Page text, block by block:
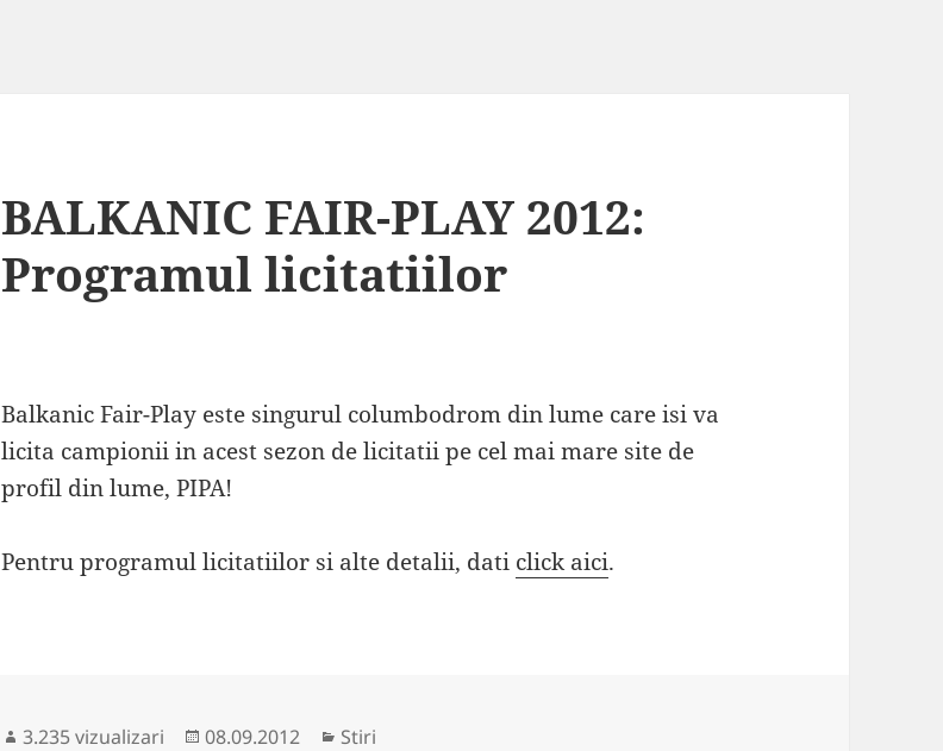
BALKANIC FAIR-PLAY 2012:
Programul licitatiilor
Balkanic Fair-Play este singurul columbodrom din lume care isi va
licita campionii in acest sezon de licitatii pe cel mai mare site de
profil din lume, PIPA!
Pentru programul licitatiilor si alte detalii, dati click aici.
3.235 vizualizari
Publicat
08.09.2012 Categorii
Stiri